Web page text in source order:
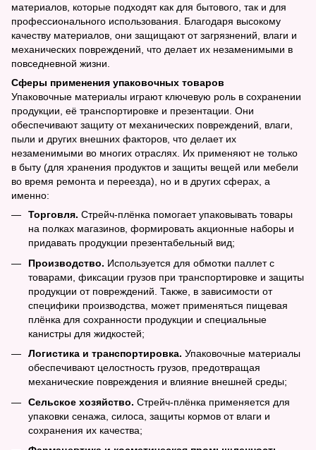
материалов, которые подходят как для бытового, так и для
профессионального использования. Благодаря высокому
качеству материалов, они защищают от загрязнений, влаги и
механических повреждений, что делает их незаменимыми в
повседневной жизни.
Сферы применения упаковочных товаров
Упаковочные материалы играют ключевую роль в сохранении
продукции, её транспортировке и презентации. Они
обеспечивают защиту от механических повреждений, влаги,
пыли и других внешних факторов, что делает их
незаменимыми во многих отраслях. Их применяют не только
в быту (для хранения продуктов и защиты вещей или мебели
во время ремонта и переезда), но и в других сферах, а
именно:
Торговля. Стрейч-плёнка помогает упаковывать товары
на полках магазинов, формировать акционные наборы и
придавать продукции презентабельный вид;
Производство. Используется для обмотки паллет с
товарами, фиксации грузов при транспортировке и защиты
продукции от повреждений. Также, в зависимости от
специфики производства, может применяться пищевая
плёнка для сохранности продукции и специальные
канистры для жидкостей;
Логистика и транспортировка. Упаковочные материалы
обеспечивают целостность грузов, предотвращая
механические повреждения и влияние внешней среды;
Сельское хозяйство. Стрейч-плёнка применяется для
упаковки сенажа, силоса, защиты кормов от влаги и
сохранения их качества;